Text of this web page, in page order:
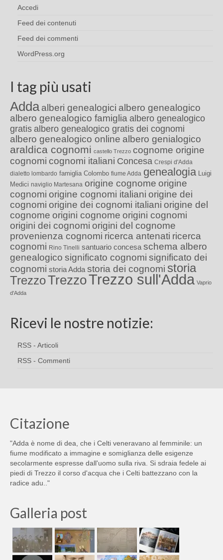
Accedi
Feed dei contenuti
Feed dei commenti
WordPress.org
I tag più usati
Adda alberi genealogici albero genealogico
albero genealogico famiglia albero genealogico
gratis albero genealogico gratis dei cognomi
albero genealogico online albero genialogico
araldica cognomi castello Trezzo cognome origine
cognomi cognomi italiani Concesa Crespi d'Adda
dialetto lombardo famiglia Colombo fiume Adda genealogia Luigi
Medici naviglio Martesana origine cognome origine
cognomi origine cognomi italiani origine dei
cognomi origine dei cognomi italiani origine del
cognome origini cognome origini cognomi
origini dei cognomi origini del cognome
provenienza cognomi ricerca antenati ricerca
cognomi Rino Tinelli santuario concesa schema albero
genealogico significato cognomi significato dei
cognomi storia Adda storia dei cognomi storia
TrezzoTrezzoTrezzo sull'Adda Vaprio
d'Adda
Ricevi le nostre notizie:
RSS - Articoli
RSS - Commenti
Citazione
"Adda è nome di dea, che i Celti veneravano al femminile: un
fiume modificato a immagine e somiglianza delle esigenze
secolarmente espresse dall'uomo sulla riva. Si sdraia fedele ai
piedi di Trezzo il corso d'acqua che i Celti battezzano con la
radice adu.."
Galleria post